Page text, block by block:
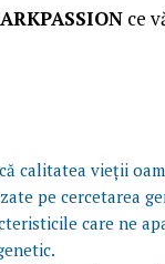
ce
calitatea vieții
pe cercetarea
care ne